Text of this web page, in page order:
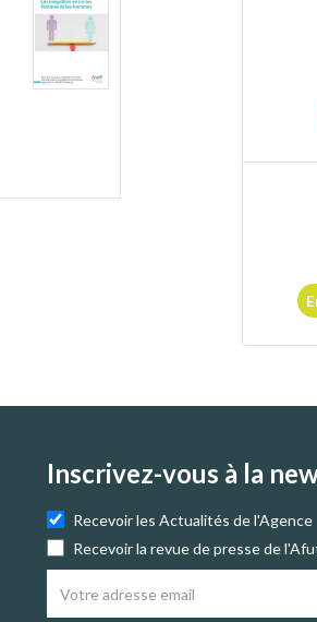
Inscrivez-vous à la
Recevoir les Actualités de l'Agence
Recevoir la revue de presse de